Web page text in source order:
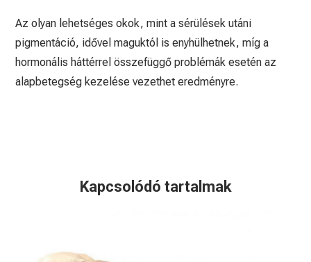
Az olyan lehetséges okok, mint a sérülések utáni
pigmentáció, idővel maguktól is enyhülhetnek, míg a
hormonális háttérrel összefüggő problémák esetén az
alapbetegség kezelése vezethet eredményre.
Kapcsolódó tartalmak